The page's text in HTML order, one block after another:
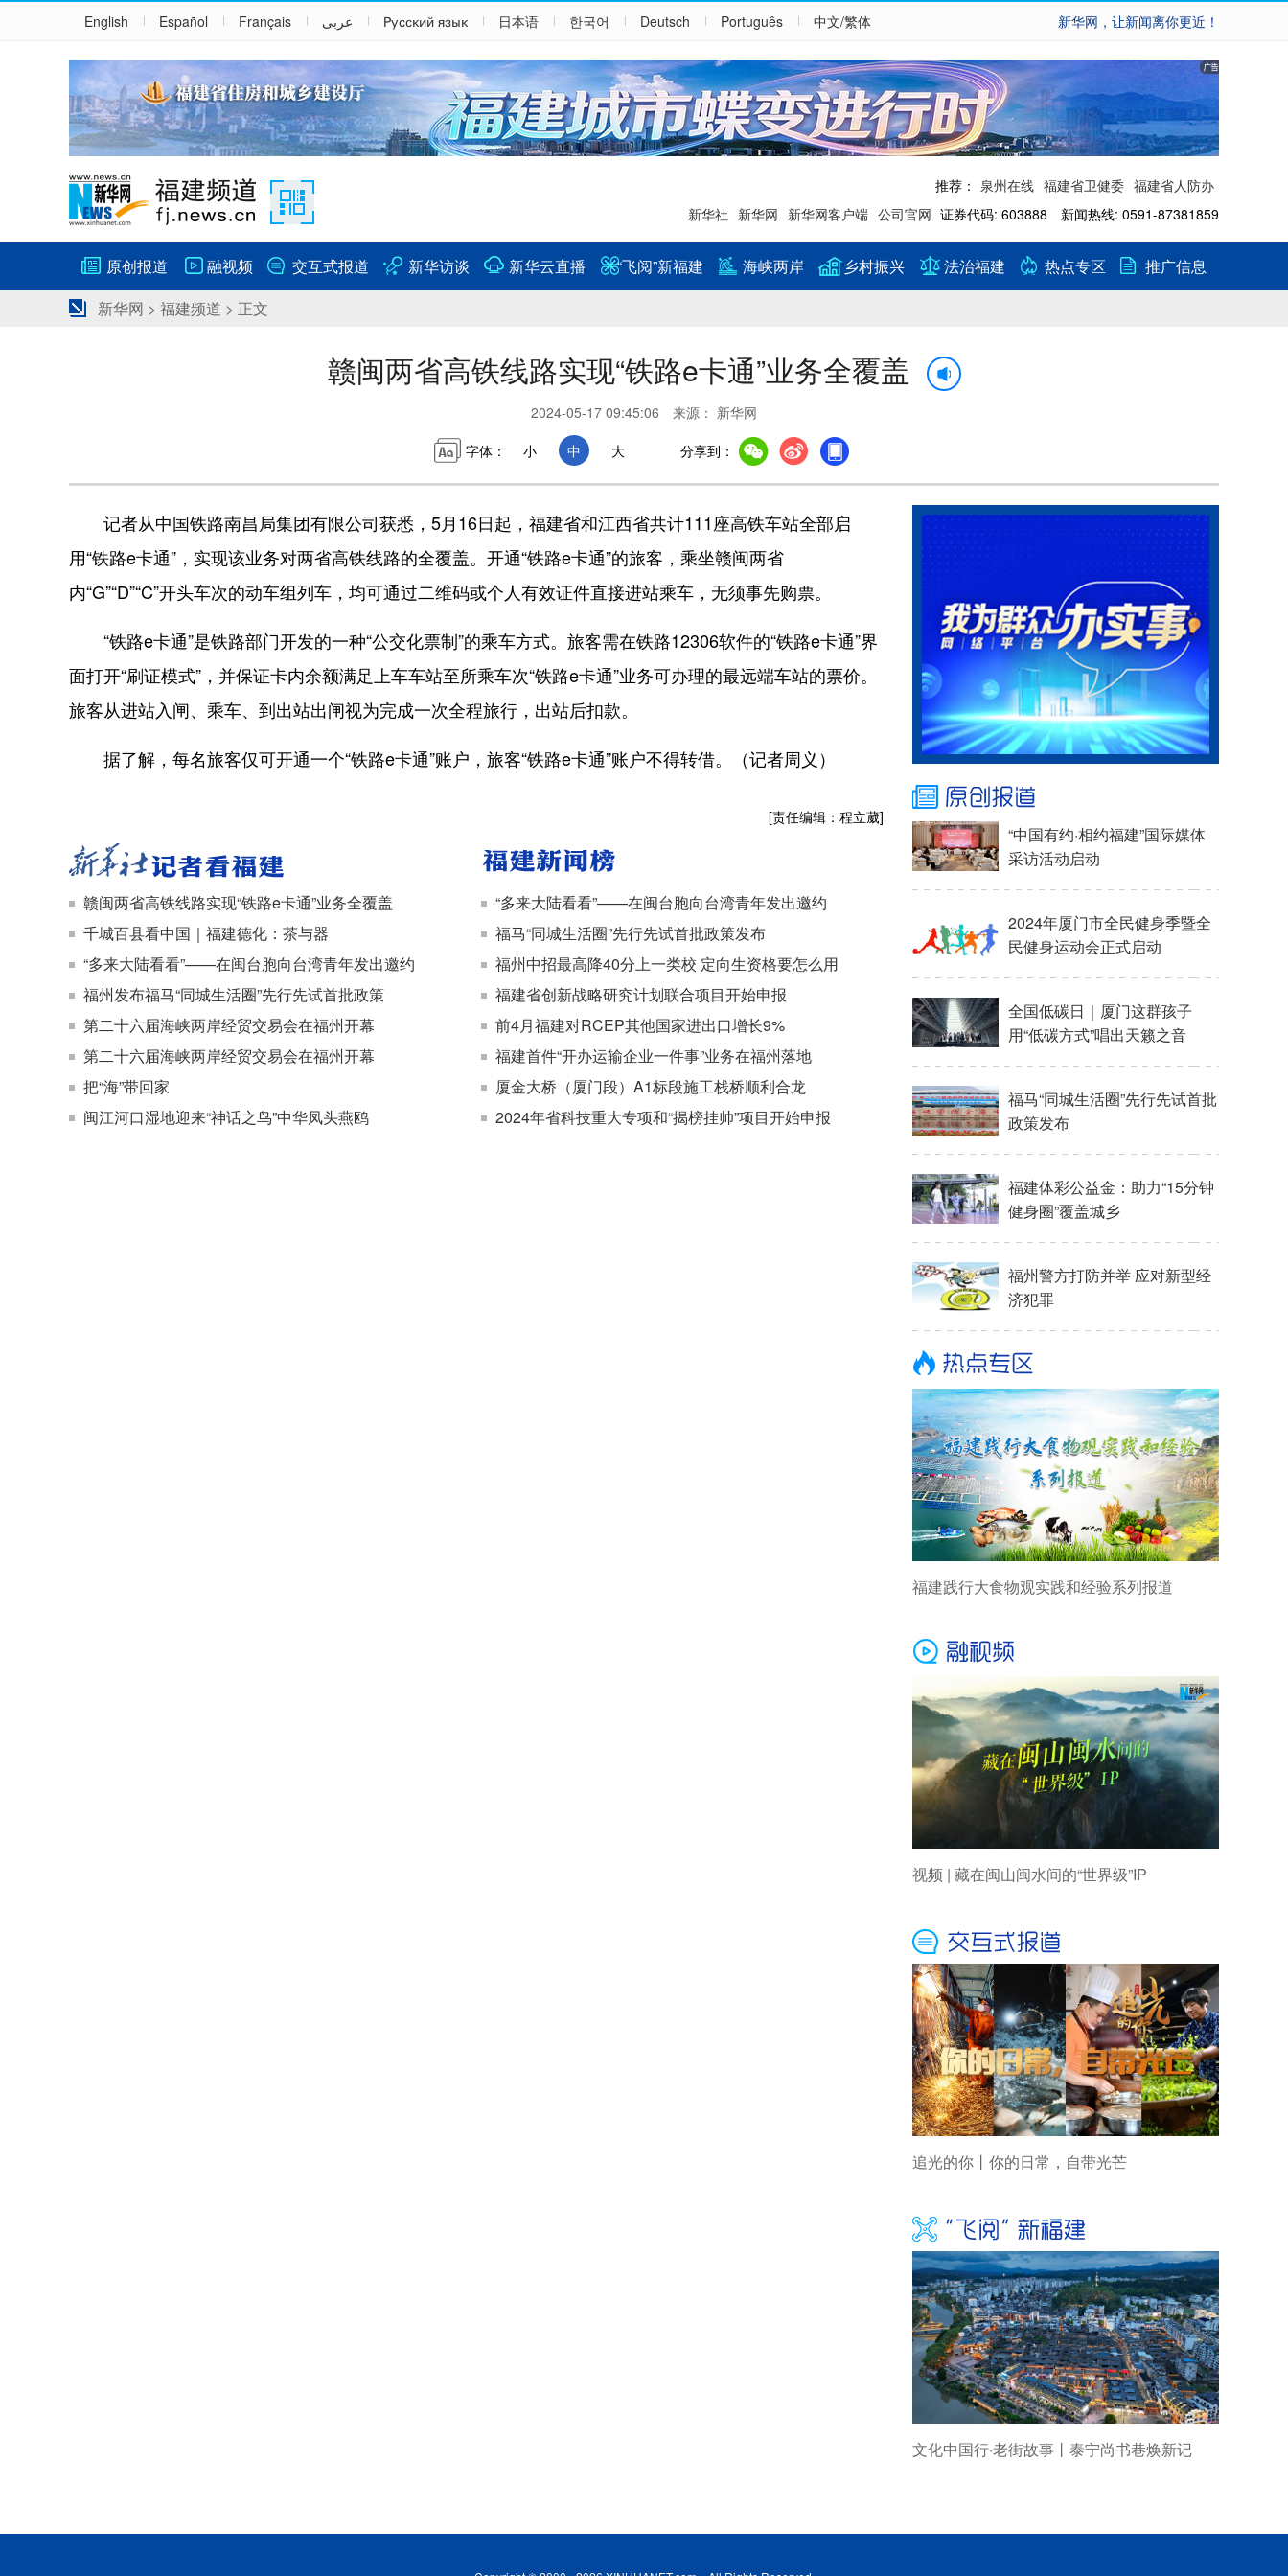
English Español Français عربى Русский язык 日本语 한국어 Deutsch Português 中文/繁体 新华网，让新闻离你更近！
推荐： 泉州在线 福建省卫健委 福建省人防办
新华社 新华网 新华网客户端 公司官网 证券代码: 603888 新闻热线: 0591-87381859
原创报道 融视频 交互式报道 新华访谈 新华云直播 “飞阅”新福建 海峡两岸 乡村振兴 法治福建 热点专区
推广信息
新华网 > 福建频道 > 正文
赣闽两省高铁线路实现“铁路e卡通”业务全覆盖
2024-05-17 09:45:06 来源： 新华网
字体：
小 中 大 分享到：
记者从中国铁路南昌局集团有限公司获悉，5月16日起，福建省和江西省共计111座高铁车站全部启
用“铁路e卡通”，实现该业务对两省高铁线路的全覆盖。开通“铁路e卡通”的旅客，乘坐赣闽两省
内“G”“D”“C”开头车次的动车组列车，均可通过二维码或个人有效证件直接进站乘车，无须事先购票。
“铁路e卡通”是铁路部门开发的一种“公交化票制”的乘车方式。旅客需在铁路12306软件的“铁路e卡通”界
面打开“刷证模式”，并保证卡内余额满足上车车站至所乘车次“铁路e卡通”业务可办理的最远端车站的票价。
旅客从进站入闸、乘车、到出站出闸视为完成一次全程旅行，出站后扣款。
据了解，每名旅客仅可开通一个“铁路e卡通”账户，旅客“铁路e卡通”账户不得转借。（记者周义）
[责任编辑：程立葳]
赣闽两省高铁线路实现“铁路e卡通”业务全覆盖
千城百县看中国｜福建德化：茶与器
“多来大陆看看”——在闽台胞向台湾青年发出邀约
福州发布福马“同城生活圈”先行先试首批政策
第二十六届海峡两岸经贸交易会在福州开幕
第二十六届海峡两岸经贸交易会在福州开幕
把“海”带回家
闽江河口湿地迎来“神话之鸟”中华凤头燕鸥
“多来大陆看看”——在闽台胞向台湾青年发出邀约
福马“同城生活圈”先行先试首批政策发布
福州中招最高降40分上一类校 定向生资格要怎么用
福建省创新战略研究计划联合项目开始申报
前4月福建对RCEP其他国家进出口增长9%
福建首件“开办运输企业一件事”业务在福州落地
厦金大桥（厦门段）A1标段施工栈桥顺利合龙
2024年省科技重大专项和“揭榜挂帅”项目开始申报
“中国有约·相约福建”国际媒体
采访活动启动
2024年厦门市全民健身季暨全
民健身运动会正式启动
全国低碳日｜厦门这群孩子
用“低碳方式”唱出天籁之音
福马“同城生活圈”先行先试首批
政策发布
福建体彩公益金：助力“15分钟
健身圈”覆盖城乡
福州警方打防并举 应对新型经
济犯罪
福建践行大食物观实践和经验系列报道
视频 | 藏在闽山闽水间的“世界级”IP
追光的你丨你的日常，自带光芒
文化中国行·老街故事丨泰宁尚书巷焕新记